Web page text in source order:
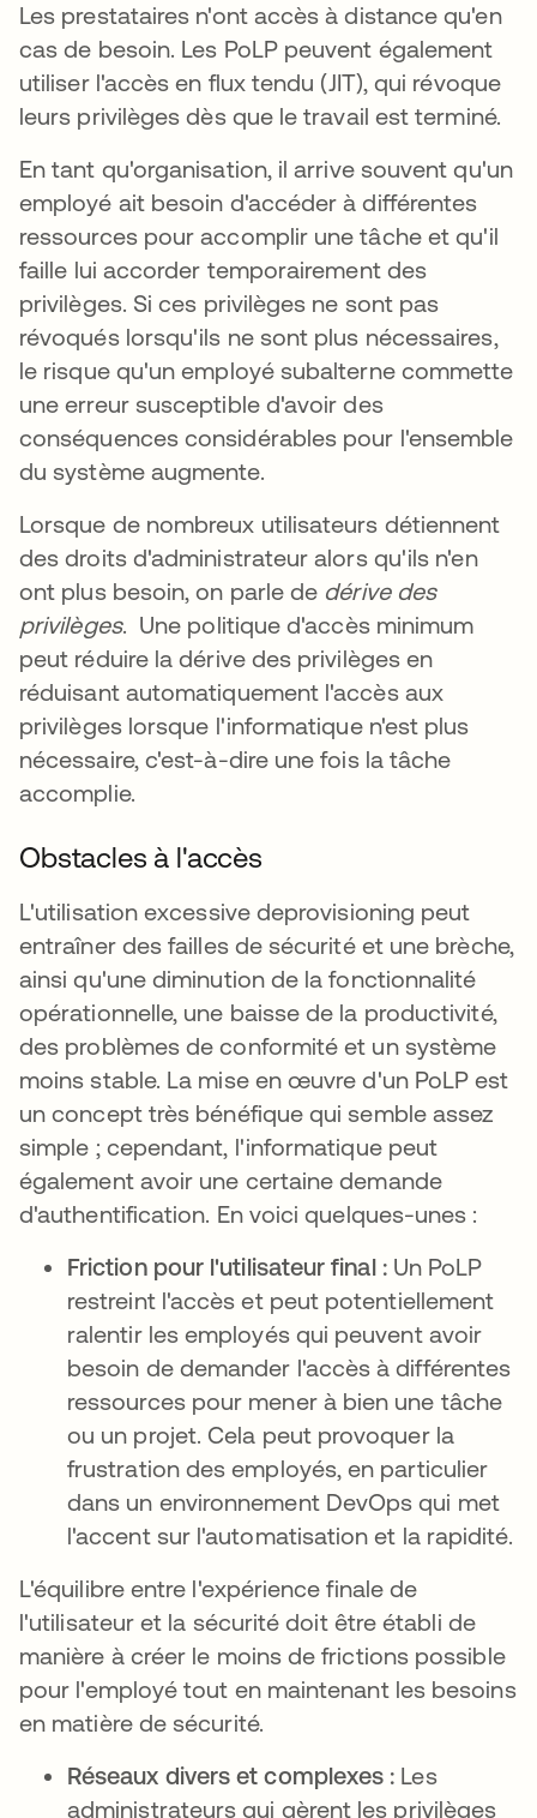
Les prestataires n'ont accès à distance qu'en
cas de besoin. Les PoLP peuvent également
utiliser l'accès en flux tendu (JIT), qui révoque
leurs privilèges dès que le travail est terminé.
En tant qu'organisation, il arrive souvent qu'un
employé ait besoin d'accéder à différentes
ressources pour accomplir une tâche et qu'il
faille lui accorder temporairement des
privilèges. Si ces privilèges ne sont pas
révoqués lorsqu'ils ne sont plus nécessaires,
le risque qu'un employé subalterne commette
une erreur susceptible d'avoir des
conséquences considérables pour l'ensemble
du système augmente.
Lorsque de nombreux utilisateurs détiennent
des droits d'administrateur alors qu'ils n'en
ont plus besoin, on parle de dérive des
privilèges. Une politique d'accès minimum
peut réduire la dérive des privilèges en
réduisant automatiquement l'accès aux
privilèges lorsque l'informatique n'est plus
nécessaire, c'est-à-dire une fois la tâche
accomplie.
Obstacles à l'accès
L'utilisation excessive deprovisioning peut
entraîner des failles de sécurité et une brèche,
ainsi qu'une diminution de la fonctionnalité
opérationnelle, une baisse de la productivité,
des problèmes de conformité et un système
moins stable. La mise en œuvre d'un PoLP est
un concept très bénéfique qui semble assez
simple ; cependant, l'informatique peut
également avoir une certaine demande
d'authentification. En voici quelques-unes :
Friction pour l'utilisateur final : Un PoLP
restreint l'accès et peut potentiellement
ralentir les employés qui peuvent avoir
besoin de demander l'accès à différentes
ressources pour mener à bien une tâche
ou un projet. Cela peut provoquer la
frustration des employés, en particulier
dans un environnement DevOps qui met
l'accent sur l'automatisation et la rapidité.
L'équilibre entre l'expérience finale de
l'utilisateur et la sécurité doit être établi de
manière à créer le moins de frictions possible
pour l'employé tout en maintenant les besoins
en matière de sécurité.
Réseaux divers et complexes : Les
administrateurs qui gèrent les privilèges